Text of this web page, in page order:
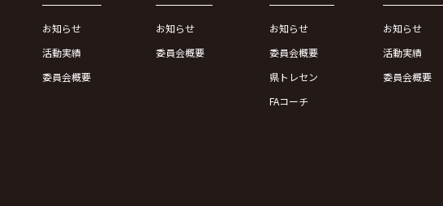
お知らせ
活動実績
委員会概要
お知らせ
委員会概要
お知らせ
委員会概要
県トレセン
FAコーチ
お知らせ
活動実績
委員会概要